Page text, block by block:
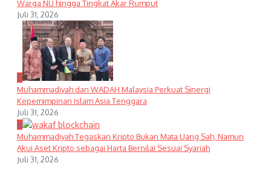
Warga NU hingga Tingkat Akar Rumput
Juli 31, 2026
5
Muhammadiyah dan WADAH Malaysia Perkuat Sinergi
Kepemimpinan Islam Asia Tenggara
Juli 31, 2026
6
Muhammadiyah Tegaskan Kripto Bukan Mata Uang Sah, Namun
Akui Aset Kripto sebagai Harta Bernilai Sesuai Syariah
Juli 31, 2026